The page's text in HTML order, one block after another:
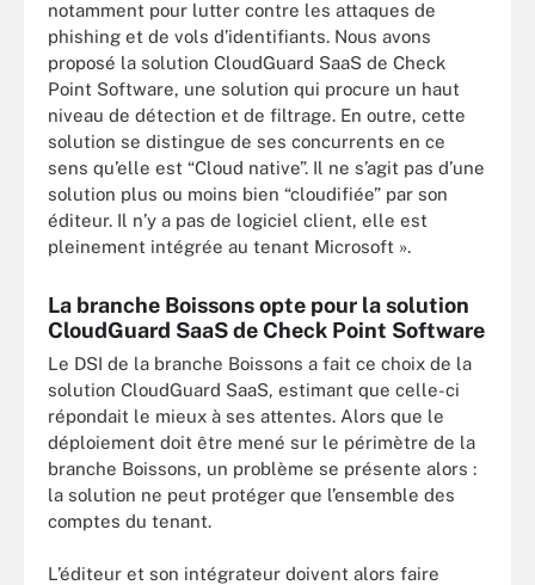
notamment pour lutter contre les attaques de
phishing et de vols d’identifiants. Nous avons
proposé la solution CloudGuard SaaS de Check
Point Software, une solution qui procure un haut
niveau de détection et de filtrage. En outre, cette
solution se distingue de ses concurrents en ce
sens qu’elle est “Cloud native”. Il ne s’agit pas d’une
solution plus ou moins bien “cloudifiée” par son
éditeur. Il n’y a pas de logiciel client, elle est
pleinement intégrée au tenant Microsoft ».
La branche Boissons opte pour la solution
CloudGuard SaaS de Check Point Software
Le DSI de la branche Boissons a fait ce choix de la
solution CloudGuard SaaS, estimant que celle-ci
répondait le mieux à ses attentes. Alors que le
déploiement doit être mené sur le périmètre de la
branche Boissons, un problème se présente alors :
la solution ne peut protéger que l’ensemble des
comptes du tenant.
L’éditeur et son intégrateur doivent alors faire